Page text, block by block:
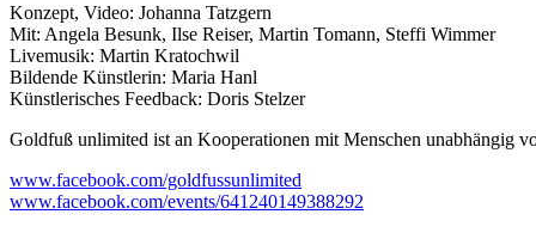
Konzept, Video: Johanna Tatzgern
Mit: Angela Besunk, Ilse Reiser, Martin Tomann, Steffi Wimmer
Livemusik: Martin Kratochwil
Bildende Künstlerin: Maria Hanl
Künstlerisches Feedback: Doris Stelzer
Goldfuß unlimited ist an Kooperationen mit Menschen unabhängig
www.facebook.com/goldfussunlimited
www.facebook.com/events/641240149388292